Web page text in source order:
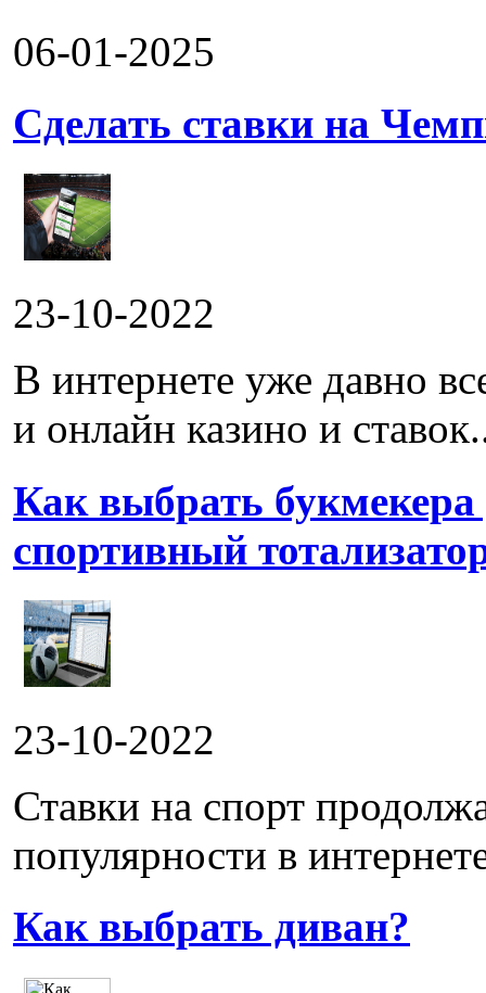
06-01-2025
Сделать ставки на
23-10-2022
В интернете уже давно
и онлайн казино и
Как выбрать
спортивный
23-10-2022
Ставки на спорт
популярности в
Как выбрать диван?